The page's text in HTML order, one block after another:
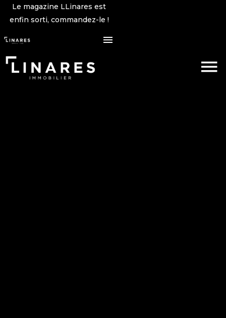
Le magazine LLinares est
enfin sorti, commandez-le !